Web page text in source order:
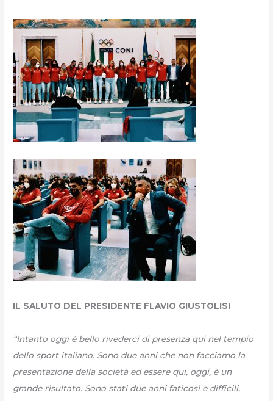
IL SALUTO DEL PRESIDENTE FLAVIO GIUSTOLISI
“Intanto oggi è bello rivederci di presenza qui nel tempio
dello sport italiano. Sono due anni che non facciamo la
presentazione della società ed essere qui, oggi, è un
grande risultato. Sono stati due anni faticosi e difficili,